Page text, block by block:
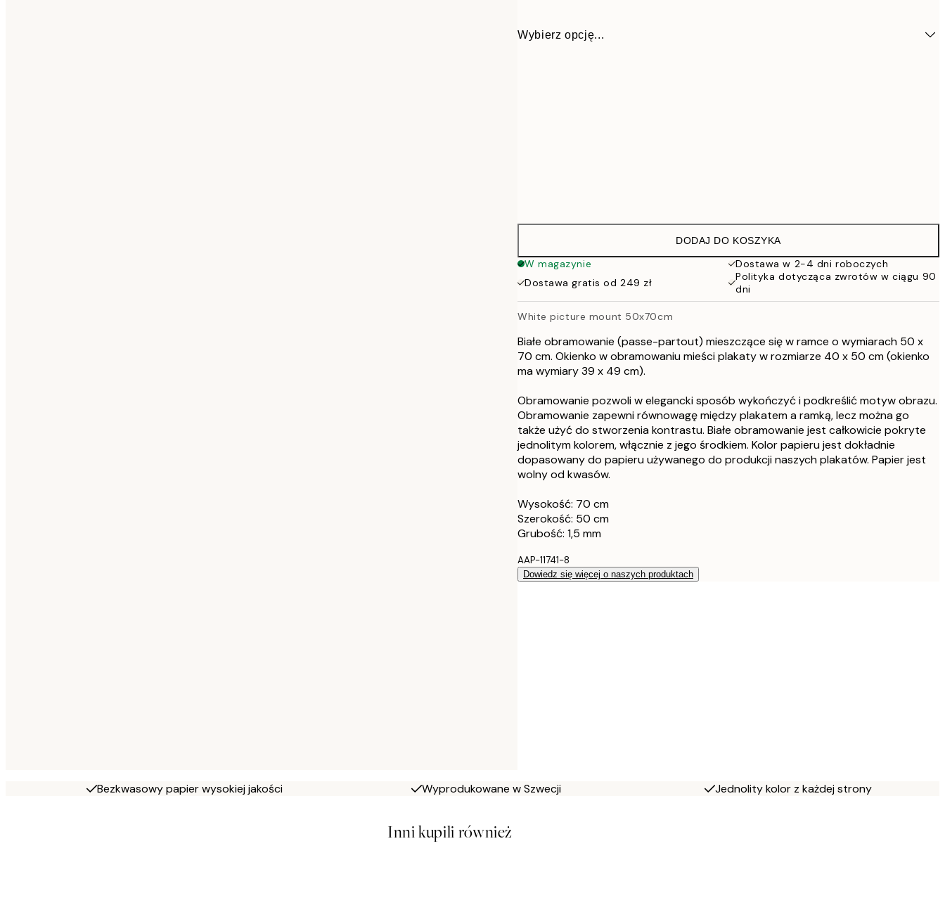
Wybierz opcję...
30x40 cm
40x50 cm
50x70 cm
70x100 cm
DODAJ DO KOSZYKA
W magazynie
Dostawa w 2-4 dni roboczych
Dostawa gratis od 249 zł
Polityka dotycząca zwrotów w ciągu 90
dni
White picture mount 50x70cm
Białe obramowanie (passe-partout) mieszczące się w ramce o wymiarach 50 x
70 cm. Okienko w obramowaniu mieści plakaty w rozmiarze 40 x 50 cm (okienko
ma wymiary 39 x 49 cm).
Obramowanie pozwoli w elegancki sposób wykończyć i podkreślić motyw obrazu.
Obramowanie zapewni równowagę między plakatem a ramką, lecz można go
także użyć do stworzenia kontrastu. Białe obramowanie jest całkowicie pokryte
jednolitym kolorem, włącznie z jego środkiem. Kolor papieru jest dokładnie
dopasowany do papieru używanego do produkcji naszych plakatów. Papier jest
wolny od kwasów.
Wysokość: 70 cm
Szerokość: 50 cm
Grubość: 1,5 mm
AAP-11741-8
Dowiedz się więcej o naszych produktach
Bezkwasowy papier wysokiej jakości Wyprodukowane w Szwecji Jednolity kolor z każdej strony
Inni kupili również